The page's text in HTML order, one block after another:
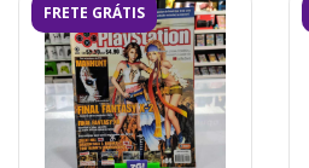
FRETE GRÁTIS